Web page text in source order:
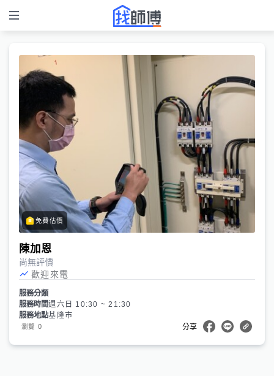
免費估價
陳加恩
尚無評價
歡迎來電
服務分類
服務時間週六日 10:30 ~ 21:30
服務地點基隆市
瀏覽 0 分享